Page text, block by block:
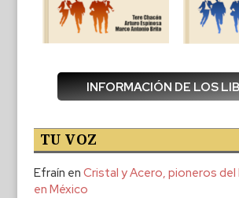
INFORMACIÓN DE LOS
TU VOZ
Efraín en Cristal y Acero, pioneros del
en México